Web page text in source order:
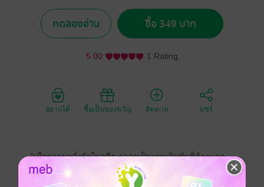
ทดลองอ่าน ซื้อ 349 บาท
5.00 1 Rating
อยากได้ ซื้อเป็นของขวัญ ติดตาม แชร์
"เมื่อความคลั่งรักในอดีต กลายเป็นเกมเดิมพันที่ต้องแลก
ด้วยความรู้สึก"